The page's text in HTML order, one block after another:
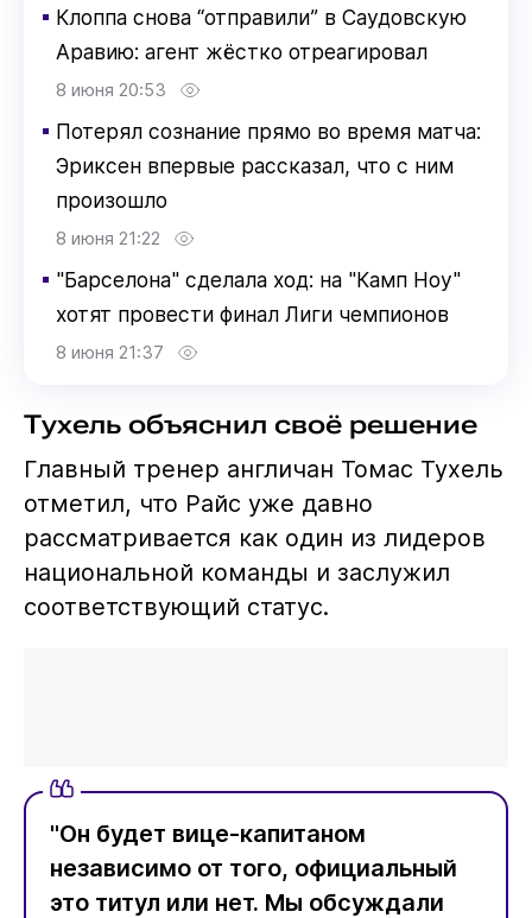
▪ Клоппа снова “отправили” в Саудовскую
Аравию: агент жёстко отреагировал
8 июня 20:53
▪ Потерял сознание прямо во время матча:
Эриксен впервые рассказал, что с ним
произошло
8 июня 21:22
▪ "Барселона" сделала ход: на "Камп Ноу"
хотят провести финал Лиги чемпионов
8 июня 21:37
Тухель объяснил своё решение
Главный тренер англичан Томас Тухель
отметил, что Райс уже давно
рассматривается как один из лидеров
национальной команды и заслужил
соответствующий статус.
"Он будет вице-капитаном
независимо от того, официальный
это титул или нет. Мы обсуждали